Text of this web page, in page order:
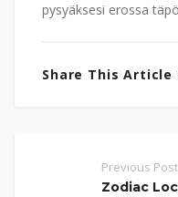
pysyäksesi erossa
Share This Article
Previous Post
Zodiac